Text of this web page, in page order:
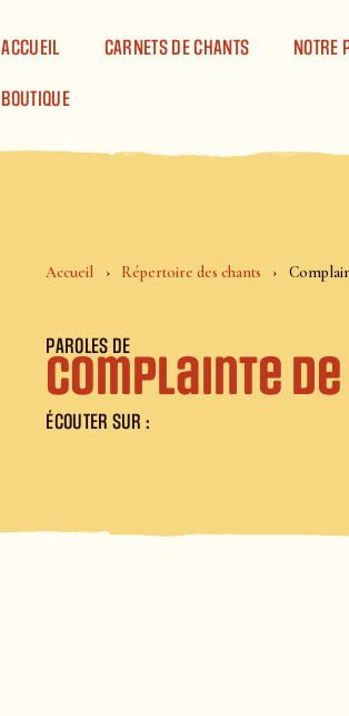
ACCUEIL CARNETS DE CHANTS NOTRE
BOUTIQUE
Accueil Répertoire des chants
PAROLES DE
Complainte
ÉCOUTER SUR :